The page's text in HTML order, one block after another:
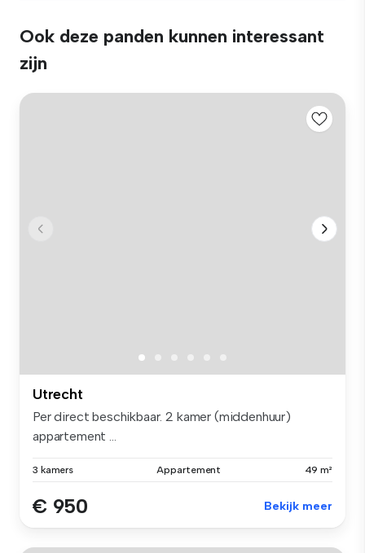
Ook deze panden kunnen interessant
zijn
Utrecht
Per direct beschikbaar. 2 kamer (middenhuur)
appartement ...
3 kamers Appartement 49 m²
€ 950 Bekijk meer